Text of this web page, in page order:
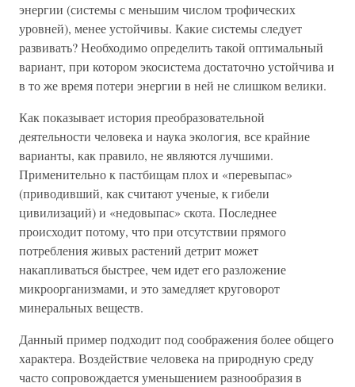
энергии (системы с меньшим числом трофических
уровней), менее устойчивы. Какие системы следует
развивать? Необходимо определить такой оптимальный
вариант, при котором экосистема достаточно устойчива и
в то же время потери энергии в ней не слишком велики.
Как показывает история преобразовательной
деятельности человека и наука экология, все крайние
варианты, как правило, не являются лучшими.
Применительно к пастбищам плох и «перевыпас»
(приводивший, как считают ученые, к гибели
цивилизаций) и «недовыпас» скота. Последнее
происходит потому, что при отсутствии прямого
потребления живых растений детрит может
накапливаться быстрее, чем идет его разложение
микроорганизмами, и это замедляет круговорот
минеральных веществ.
Данный пример подходит под соображения более общего
характера. Воздействие человека на природную среду
часто сопровождается уменьшением разнообразия в